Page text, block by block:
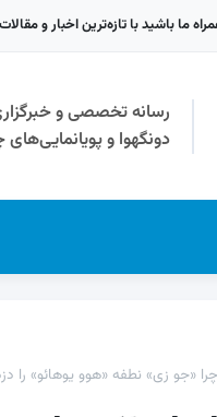
رسانه تخصصی و
دونگهوا و